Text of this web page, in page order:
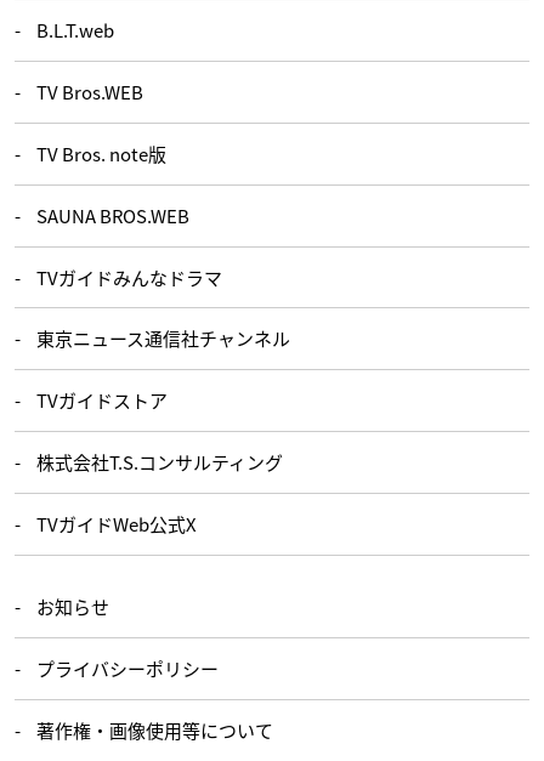
B.L.T.web
TV Bros.WEB
TV Bros. note版
SAUNA BROS.WEB
TVガイドみんなドラマ
東京ニュース通信社チャンネル
TVガイドストア
株式会社T.S.コンサルティング
TVガイドWeb公式X
お知らせ
プライバシーポリシー
著作権・画像使用等について